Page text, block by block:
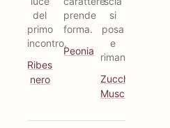
del
primo
incontro.
Ribes
nero
prende
forma.
Peonia
si
posa
e
rimane.
Zucchero
Muschiato